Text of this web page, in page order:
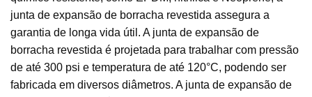
junta de expansão de borracha revestida assegura a
garantia de longa vida útil. A junta de expansão de
borracha revestida é projetada para trabalhar com pressão
de até 300 psi e temperatura de até 120°C, podendo ser
fabricada em diversos diâmetros. A junta de expansão de